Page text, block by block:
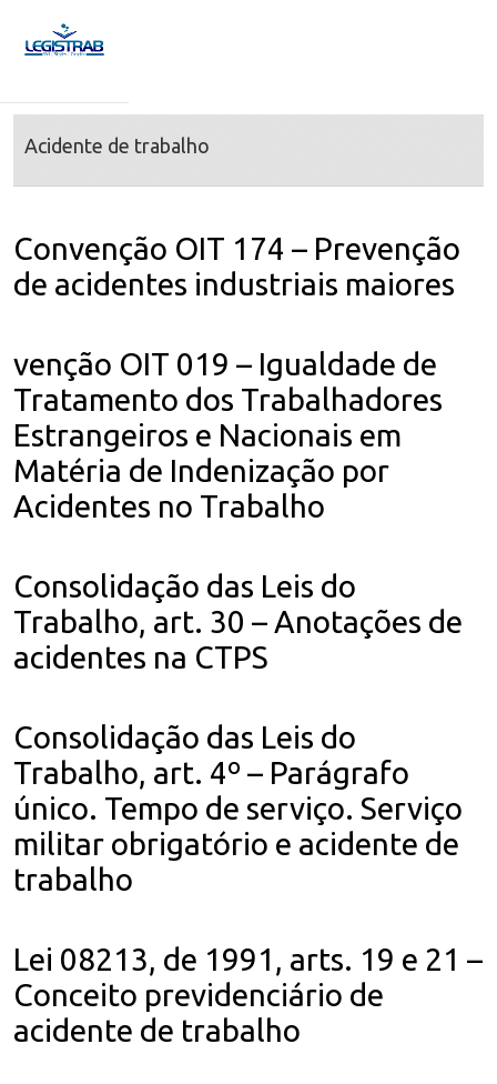
Acidente de trabalho
Convenção OIT 174 – Prevenção
de acidentes industriais maiores
venção OIT 019 – Igualdade de
Tratamento dos Trabalhadores
Estrangeiros e Nacionais em
Matéria de Indenização por
Acidentes no Trabalho
Consolidação das Leis do
Trabalho, art. 30 – Anotações de
acidentes na CTPS
Consolidação das Leis do
Trabalho, art. 4º – Parágrafo
único. Tempo de serviço. Serviço
militar obrigatório e acidente de
trabalho
Lei 08213, de 1991, arts. 19 e 21 –
Conceito previdenciário de
acidente de trabalho